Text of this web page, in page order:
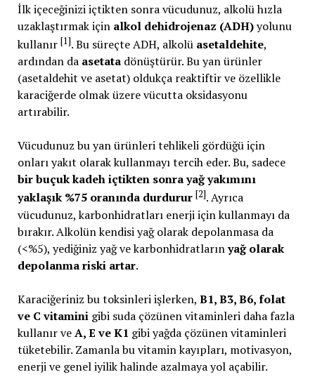
İlk içeceğinizi içtikten sonra vücudunuz, alkolü hızla
uzaklaştırmak için alkol dehidrojenaz (ADH)yolunu
kullanır [1]. Bu süreçte ADH, alkolü asetaldehite,
ardından da asetatadönüştürür. Bu yan ürünler
(asetaldehit ve asetat) oldukça reaktiftir ve özellikle
karaciğerde olmak üzere vücutta oksidasyonu
artırabilir.
Vücudunuz bu yan ürünleri tehlikeli gördüğü için
onları yakıt olarak kullanmayı tercih eder. Bu, sadece
bir buçuk kadeh içtikten sonra yağ yakımını
yaklaşık %75 oranında durdurur [2]. Ayrıca
vücudunuz, karbonhidratları enerji için kullanmayı da
bırakır. Alkolün kendisi yağ olarak depolanmasa da
(<%5), yediğiniz yağ ve karbonhidratlarınyağ olarak
depolanma riski artar.
Karaciğeriniz bu toksinleri işlerken, B1, B3, B6, folat
ve C vitaminigibi suda çözünen vitaminleri daha fazla
kullanır veA, E ve K1 gibi yağda çözünen vitaminleri
tüketebilir. Zamanla bu vitamin kayıpları, motivasyon,
enerji ve genel iyilik halinde azalmaya yol açabilir.